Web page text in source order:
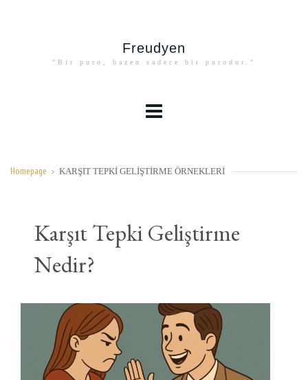
Freudyen
"Bir puro, bazen sadece bir purodur."
Homepage > KARŞIT TEPKI GELIŞTIRME ÖRNEKLERI
Karşıt Tepki Geliştirme
Nedir?